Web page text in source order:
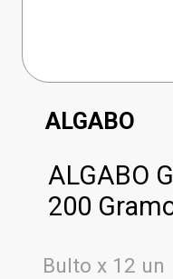
ALGABO
ALGABO
200
Bulto x 12 un